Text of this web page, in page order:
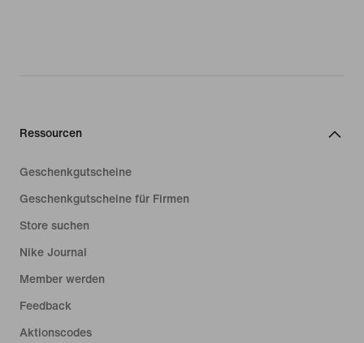
Ressourcen
Geschenkgutscheine
Geschenkgutscheine für Firmen
Store suchen
Nike Journal
Member werden
Feedback
Aktionscodes